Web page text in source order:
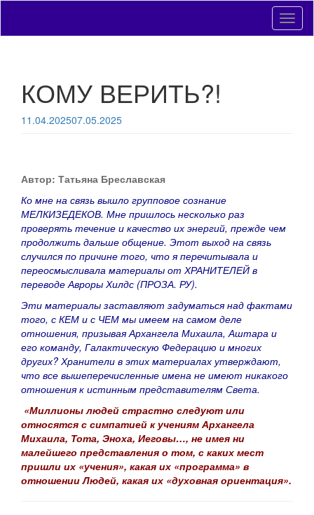
КОМУ ВЕРИТЬ?!
11.04.202507.05.2025
Автор: Татьяна Бреславская
Ко мне на связь вышло групповое сознание
МЕЛКИЗЕДЕКОВ. Мне пришлось несколько раз
проверять течение и качество их энергий, прежде чем
продолжить дальше общение. Этот выход на связь
случился по причине того, что я перечитывала и
переосмысливала материалы от ХРАНИТЕЛЕЙ в
переводе Авроры Хилдс (ПРОЗА. РУ).
Эти материалы заставляют задуматься над фактами
того, с КЕМ и с ЧЕМ мы имеем на самом деле
отношения, призывая Архангела Михаила, Аштара и
его команду, Галактическую Федерацию и многих
других? Хранители в этих материалах утверждают,
что все вышеперечисленные имена не имеют никакого
отношения к истинным представителям Света.
«Миллионы людей страстно следуют или
относятся с симпатией к учениям Архангела
Михаила, Тота, Эноха, Иеговы…, не имея ни
малейшего представления о том, с каких мест
пришли их «учения», какая их «программа» в
отношении Людей, какая их «духовная ориентация».